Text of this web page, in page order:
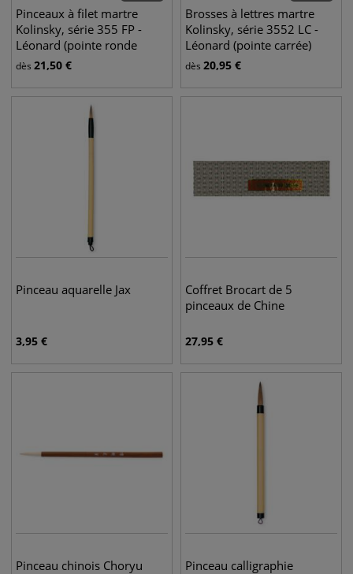
Pinceaux à filet martre
Kolinsky, série 355 FP -
Léonard (pointe ronde
pointue)
dès 21,50 €
Brosses à lettres martre
Kolinsky, série 3552 LC -
Léonard (pointe carrée)
dès 20,95 €
Pinceau aquarelle Jax
3,95 €
Coffret Brocart de 5
pinceaux de Chine
27,95 €
Pinceau chinois Choryu Pinceau calligraphie